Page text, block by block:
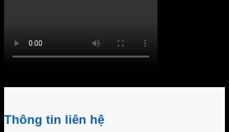
Thông tin liên hệ